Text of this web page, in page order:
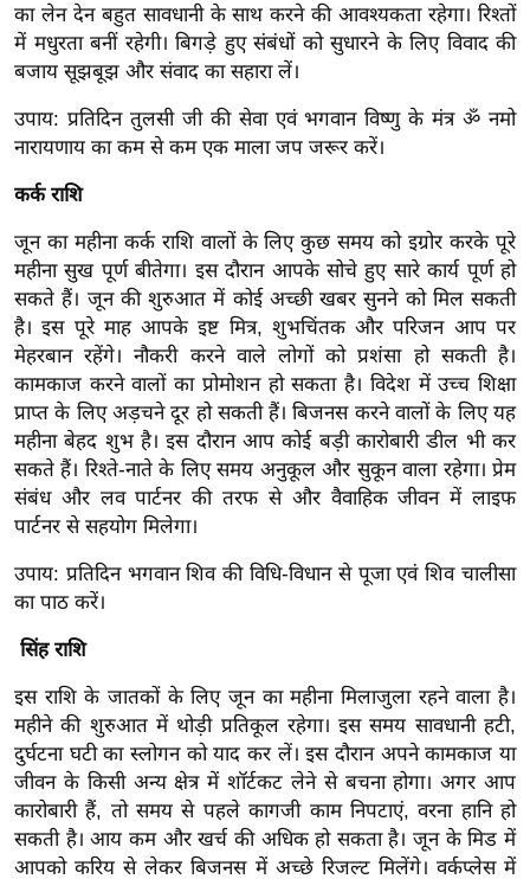
ल्म
स
मी
क्षा
B
e
a
k
i
n
g
N
e
w
s
ला
फ
स्टा
इ
टे
क्नॉ
लॉ
जी
ब्यू
टी
का लेन देन बहुत सावधानी के साथ करने की आवश्यकता रहेगा। रिश्तों
में मधुरता बनीं रहेगी। बिगड़े हुए संबंधों को सुधारने के लिए विवाद की
बजाय सूझबूझ और संवाद का सहारा लें।
उपाय: प्रतिदिन तुलसी जी की सेवा एवं भगवान विष्णु के मंत्र ॐ नमो
नारायणाय का कम से कम एक माला जप जरूर करें।
कर्क राशि
जून का महीना कर्क राशि वालों के लिए कुछ समय को इग्रोर करके पूरे
महीना सुख पूर्ण बीतेगा। इस दौरान आपके सोचे हुए सारे कार्य पूर्ण हो
सकते हैं। जून की शुरुआत में कोई अच्छी खबर सुनने को मिल सकती
है। इस पूरे माह आपके इष्ट मित्र, शुभचिंतक और परिजन आप पर
मेहरबान रहेंगे। नौकरी करने वाले लोगों को प्रशंसा हो सकती है।
कामकाज करने वालों का प्रोमोशन हो सकता है। विदेश में उच्च शिक्षा
प्राप्त के लिए अड़चने दूर हो सकती हैं। बिजनस करने वालों के लिए यह
महीना बेहद शुभ है। इस दौरान आप कोई बड़ी कारोबारी डील भी कर
सकते हैं। रिश्ते-नाते के लिए समय अनुकूल और सुकून वाला रहेगा। प्रेम
संबंध और लव पार्टनर की तरफ से और वैवाहिक जीवन में लाइफ
पार्टनर से सहयोग मिलेगा।
उपाय: प्रतिदिन भगवान शिव की विधि-विधान से पूजा एवं शिव चालीसा
का पाठ करें।
सिंह राशि
इस राशि के जातकों के लिए जून का महीना मिलाजुला रहने वाला है।
महीने की शुरुआत में थोड़ी प्रतिकूल रहेगा। इस समय सावधानी हटी,
दुर्घटना घटी का स्लोगन को याद कर लें। इस दौरान अपने कामकाज या
जीवन के किसी अन्य क्षेत्र में शॉर्टकट लेने से बचना होगा। अगर आप
कारोबारी हैं, तो समय से पहले कागजी काम निपटाएं, वरना हानि हो
सकती है। आय कम और खर्च की अधिक हो सकता है। जून के मिड में
आपको करिय से लेकर बिजनस में अच्छे रिजल्ट मिलेंगे। वर्कप्लेस में